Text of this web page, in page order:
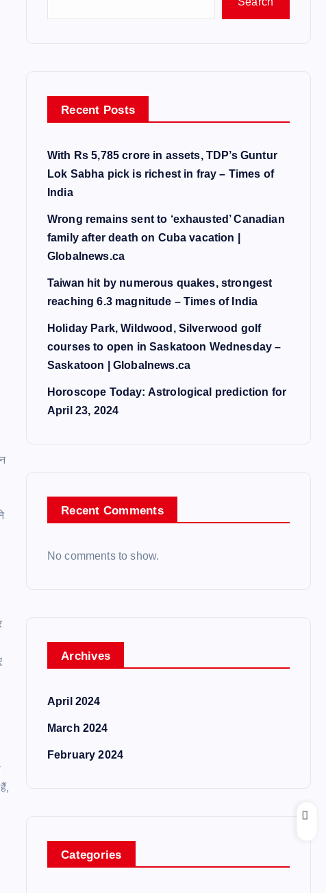
Recent Posts
With Rs 5,785 crore in assets, TDP’s Guntur
Lok Sabha pick is richest in fray – Times of
India
Wrong remains sent to ‘exhausted’ Canadian
family after death on Cuba vacation |
Globalnews.ca
Taiwan hit by numerous quakes, strongest
reaching 6.3 magnitude – Times of India
Holiday Park, Wildwood, Silverwood golf
courses to open in Saskatoon Wednesday –
Saskatoon | Globalnews.ca
Horoscope Today: Astrological prediction for
April 23, 2024
Recent Comments
No comments to show.
Archives
April 2024
March 2024
February 2024
Categories